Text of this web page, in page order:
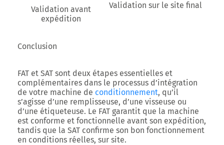
Validation avant
expédition
Validation sur le site final
Conclusion
FAT et SAT sont deux étapes essentielles et
complémentaires dans le processus d’intégration
de votre machine de conditionnement, qu’il
s’agisse d’une remplisseuse, d’une visseuse ou
d’une étiqueteuse. Le FAT garantit que la machine
est conforme et fonctionnelle avant son expédition,
tandis que la SAT confirme son bon fonctionnement
en conditions réelles, sur site.